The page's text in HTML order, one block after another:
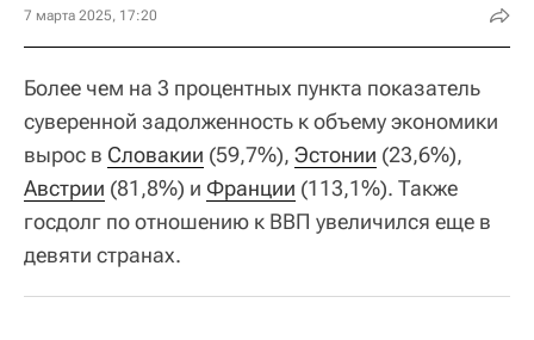
7 марта 2025, 17:20
Более чем на 3 процентных пункта показатель
суверенной задолженность к объему экономики
вырос в Словакии (59,7%), Эстонии (23,6%),
Австрии (81,8%) и Франции (113,1%). Также
госдолг по отношению к ВВП увеличился еще в
девяти странах.